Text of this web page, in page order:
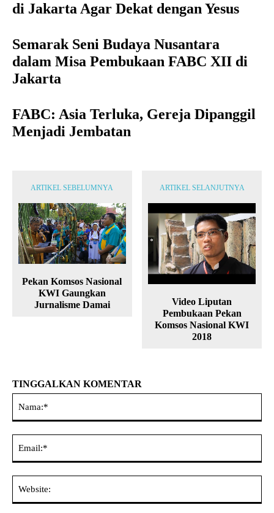
di Jakarta Agar Dekat dengan Yesus
Semarak Seni Budaya Nusantara
dalam Misa Pembukaan FABC XII di
Jakarta
FABC: Asia Terluka, Gereja Dipanggil
Menjadi Jembatan
ARTIKEL SEBELUMNYA
Pekan Komsos Nasional
KWI Gaungkan
Jurnalisme Damai
ARTIKEL SELANJUTNYA
Video Liputan
Pembukaan Pekan
Komsos Nasional KWI
2018
TINGGALKAN KOMENTAR